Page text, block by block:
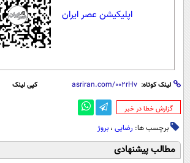
اپلیکیشن عصر ایران
لینک کوتاه: کپی لینک
‌گزارش خطا در خبر
برچسب ها: رضایی ، بروژ
مطالب پیشنهادی